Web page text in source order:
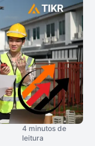
4 minutos de
leitura